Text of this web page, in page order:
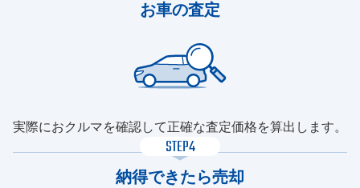
お車の査定
実際におクルマを確認して正確な査定価格を算出します。
STEP4
納得できたら売却